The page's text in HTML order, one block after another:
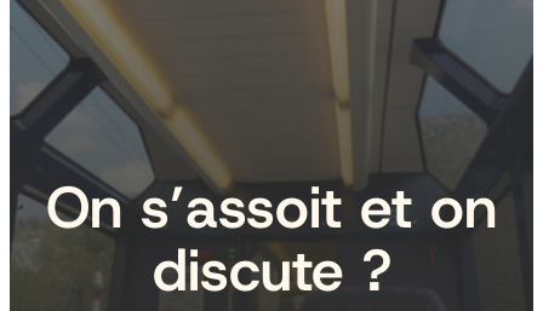
On s’assoit et on
discute ?